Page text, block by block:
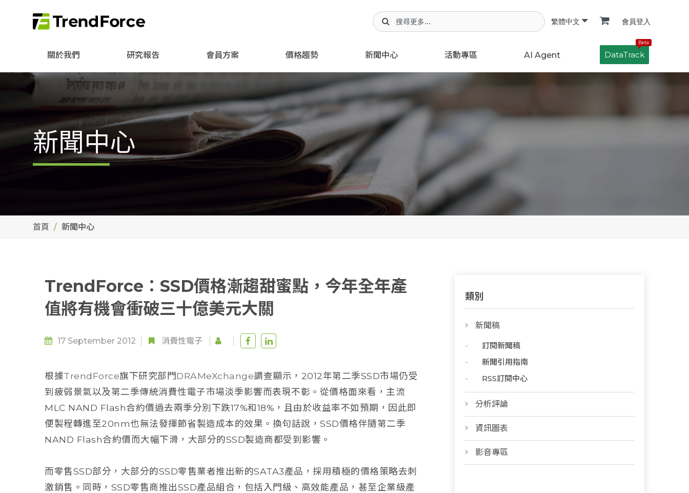
繁體中文 會員登入
關於我們 研究報告 會員方案 價格趨勢 新聞中心 活動專區 AI Agent
Beta
DataTrack
新聞中心
首頁 新聞中心
TrendForce：SSD價格漸趨甜蜜點，今年全年產
值將有機會衝破三十億美元大關
17 September 2012 消費性電子
根據TrendForce旗下研究部門DRAMeXchange調查顯示，2012年第二季SSD市場仍受
到疲弱景氣以及第二季傳統消費性電子市場淡季影響而表現不彰。從價格面來看，主流
MLC NAND Flash合約價過去兩季分別下跌17%和18%，且由於收益率不如預期，因此即
便製程轉進至20nm也無法發揮節省製造成本的效果。換句話說，SSD價格伴隨第二季
NAND Flash合約價而大幅下滑，大部分的SSD製造商都受到影響。
而零售SSD部分，大部分的SSD零售業者推出新的SATA3產品，採用積極的價格策略去刺
激銷售。同時，SSD零售商推出SSD產品組合，包括入門級、高效能產品，甚至企業級產
類別
新聞稿
訂閱新聞稿
新聞引用指南
RSS訂閱中心
分析評論
資訊圖表
影音專區